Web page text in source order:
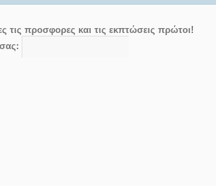
τις προσφορες και τις εκπτώσεις πρώτοι!